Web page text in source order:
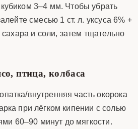
3–4 мм. Чтобы убрать
смесью 1 ст. л. уксуса 6% +
и соли, затем тщательно
птица, колбаса
внутренняя часть окорока
при лёгком кипении с солью
60–90 минут до мягкости.